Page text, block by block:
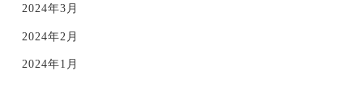
2024年3月
2024年2月
2024年1月